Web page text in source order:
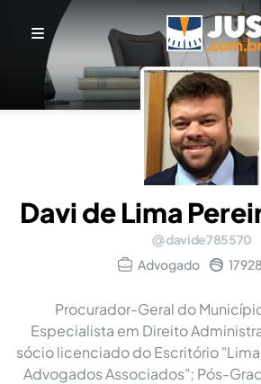
Davi de Lima
davide785570
Advogado
Procurador-Geral do
Especialista em Direito
sócio licenciado do Escritório
Advogados Associados"; Pós-